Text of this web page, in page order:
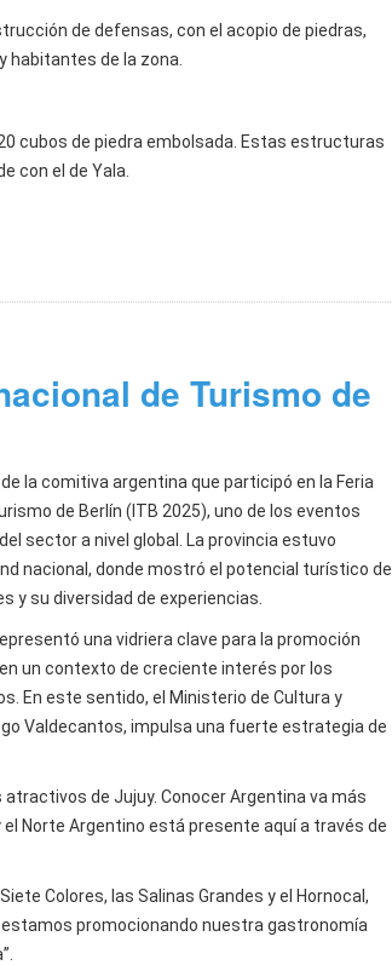
de defensas, con el acopio de piedras,
habitantes de la zona.
cubos de piedra embolsada. Estas estructuras
con el de Yala.
de Turismo de
la comitiva argentina que participó en la Feria
de Berlín (ITB 2025), uno de los eventos
sector a nivel global. La provincia estuvo
nacional, donde mostró el potencial turístico de
y su diversidad de experiencias.
una vidriera clave para la promoción
un contexto de creciente interés por los
En este sentido, el Ministerio de Cultura y
Valdecantos, impulsa una fuerte estrategia de
de Jujuy. Conocer Argentina va más
Norte Argentino está presente aquí a través de
Colores, las Salinas Grandes y el Hornocal,
promocionando nuestra gastronomía